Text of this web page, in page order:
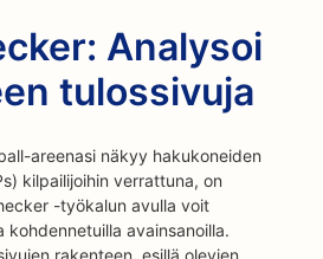
Analysoi
tulossivuja
areenasi näkyy hakukoneiden
kilpailijoihin verrattuna, on
-työkalun avulla voit
kohdennetuilla avainsanoilla.
rakenteen, esillä olevien